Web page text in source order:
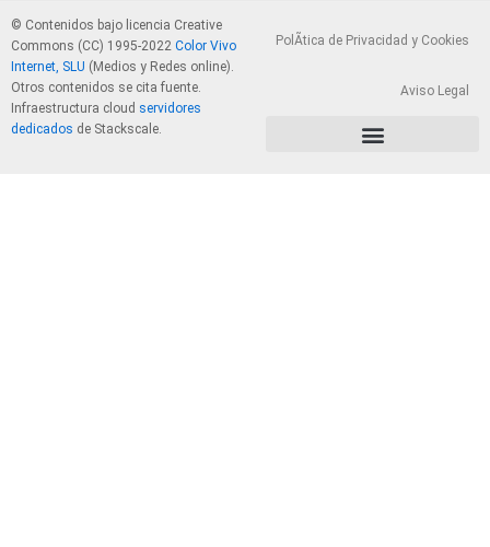
© Contenidos bajo licencia Creative
Commons (CC) 1995-2022 Color Vivo
Internet, SLU (Medios y Redes online).
Otros contenidos se cita fuente.
Infraestructura cloud servidores
dedicados de Stackscale.
PolÃ­tica de Privacidad y Cookies
Aviso Legal